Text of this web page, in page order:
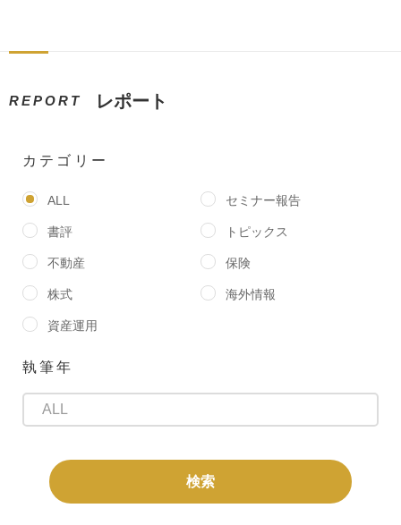
REPORT レポート
カテゴリー
ALL セミナー報告
書評 トピックス
不動産 保険
株式 海外情報
資産運用
執筆年